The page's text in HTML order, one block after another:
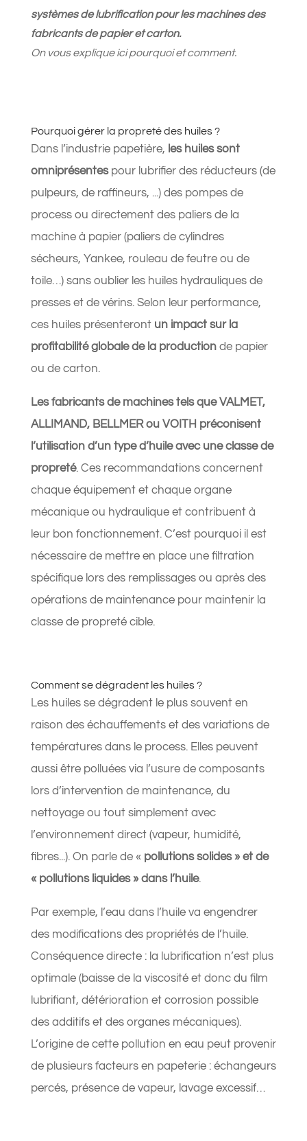
systèmes de lubrification pour les machines des
fabricants de papier et carton.
On vous explique ici pourquoi et comment.
Pourquoi gérer la propreté des huiles ?
Dans l’industrie papetière, les huiles sont
omniprésentespour lubrifier des réducteurs (de
pulpeurs, de raffineurs, ...) des pompes de
process ou directement des paliers de la
machine à papier (paliers de cylindres
sécheurs, Yankee, rouleau de feutre ou de
toile…) sans oublier les huiles hydrauliques de
presses et de vérins. Selon leur performance,
ces huiles présenteront un impact sur la
profitabilité globale de la productionde papier
ou de carton.
Les fabricants de machines tels que VALMET,
ALLIMAND, BELLMER ou VOITH préconisent
l’utilisation d’un type d’huile avec une classe de
propreté. Ces recommandations concernent
chaque équipement et chaque organe
mécanique ou hydraulique et contribuent à
leur bon fonctionnement. C’est pourquoi il est
nécessaire de mettre en place une filtration
spécifique lors des remplissages ou après des
opérations de maintenance pour maintenir la
classe de propreté cible.
Comment se dégradent les huiles ?
Les huiles se dégradent le plus souvent en
raison des échauffements et des variations de
températures dans le process. Elles peuvent
aussi être polluées via l’usure de composants
lors d’intervention de maintenance, du
nettoyage ou tout simplement avec
l’environnement direct (vapeur, humidité,
fibres...). On parle de « pollutions solides » et de
« pollutions liquides » dans l’huile.
Par exemple, l’eau dans l’huile va engendrer
des modifications des propriétés de l’huile.
Conséquence directe : la lubrification n’est plus
optimale (baisse de la viscosité et donc du film
lubrifiant, détérioration et corrosion possible
des additifs et des organes mécaniques).
L’origine de cette pollution en eau peut provenir
de plusieurs facteurs en papeterie : échangeurs
percés, présence de vapeur, lavage excessif…